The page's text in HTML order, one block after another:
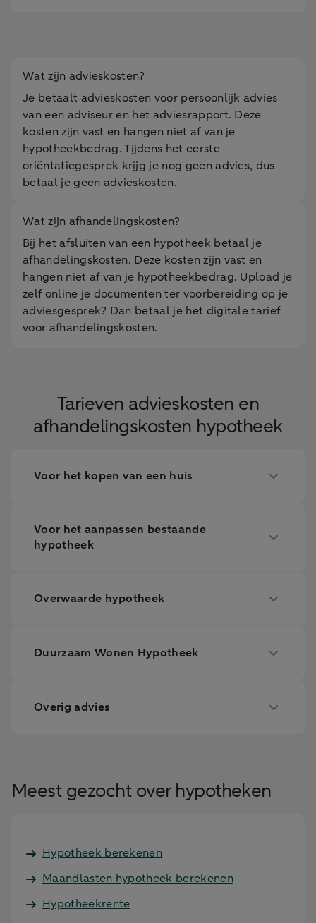
Wat zijn advieskosten?
Je betaalt advieskosten voor persoonlijk advies
van een adviseur en het adviesrapport. Deze
kosten zijn vast en hangen niet af van je
hypotheekbedrag. Tijdens het eerste
oriëntatiegesprek krijg je nog geen advies, dus
betaal je geen advieskosten.
Wat zijn afhandelingskosten?
Bij het afsluiten van een hypotheek betaal je
afhandelingskosten. Deze kosten zijn vast en
hangen niet af van je hypotheekbedrag. Upload je
zelf online je documenten ter voorbereiding op je
adviesgesprek? Dan betaal je het digitale tarief
voor afhandelingskosten.
Tarieven advieskosten en
afhandelingskosten hypotheek
Voor het kopen van een huis
Voor het aanpassen bestaande
hypotheek
Overwaarde hypotheek
Duurzaam Wonen Hypotheek
Overig advies
Meest gezocht over hypotheken
Hypotheek berekenen
Maandlasten hypotheek berekenen
Hypotheekrente